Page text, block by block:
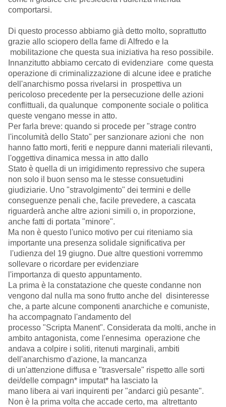
comportarsi.
Di questo processo abbiamo già detto molto, soprattutto
grazie allo sciopero della fame di Alfredo e la
mobilitazione che questa sua iniziativa ha reso possibile.
Innanzitutto abbiamo cercato di evidenziare come questa
operazione di criminalizzazione di alcune idee e pratiche
dell'anarchismo possa rivelarsi in prospettiva un
pericoloso precedente per la persecuzione delle azioni
conflittuali, da qualunque componente sociale o politica
queste vengano messe in atto.
Per farla breve: quando si procede per "strage contro
l'incolumità dello Stato" per sanzionare azioni che non
hanno fatto morti, feriti e neppure danni materiali rilevanti,
l'oggettiva dinamica messa in atto dallo
Stato è quella di un irrigidimento repressivo che supera
non solo il buon senso ma le stesse consuetudini
giudiziarie. Uno "stravolgimento" dei termini e delle
conseguenze penali che, facile prevedere, a cascata
riguarderà anche altre azioni simili o, in proporzione,
anche fatti di portata "minore".
Ma non è questo l'unico motivo per cui riteniamo sia
importante una presenza solidale significativa per
l'udienza del 19 giugno. Due altre questioni vorremmo
sollevare o ricordare per evidenziare
l'importanza di questo appuntamento.
La prima è la constatazione che queste condanne non
vengono dal nulla ma sono frutto anche del disinteresse
che, a parte alcune componenti anarchiche e comuniste,
ha accompagnato l'andamento del
processo "Scripta Manent". Considerata da molti, anche in
ambito antagonista, come l'ennesima operazione che
andava a colpire i soliti, ritenuti marginali, ambiti
dell'anarchismo d'azione, la mancanza
di un'attenzione diffusa e "trasversale" rispetto alle sorti
dei/delle compagn* imputat* ha lasciato la
mano libera ai vari inquirenti per "andarci giù pesante".
Non è la prima volta che accade certo, ma altrettanto